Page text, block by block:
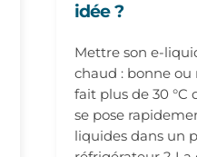
idée ?
Mettre son e-
chaud : bonne
fait plus de 30 °C
se pose
liquides dans un